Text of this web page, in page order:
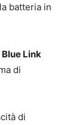
batteria in
Link
di
di